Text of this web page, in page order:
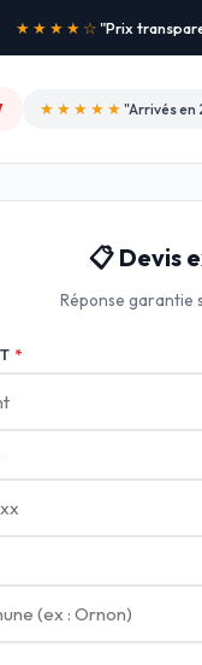
"Intervention
★★★★★ "Arrivés en
📋 Devis
Réponse garantie
*